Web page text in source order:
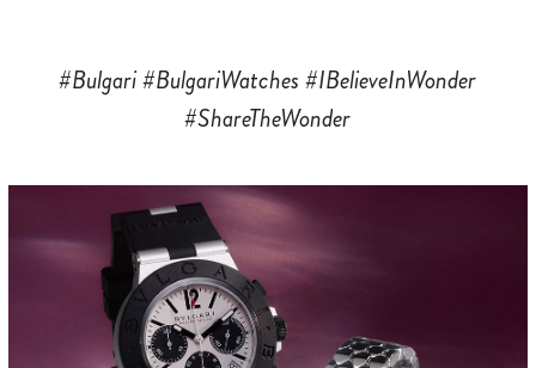
#Bulgari #BulgariWatches #IBelieveInWonder
#ShareTheWonder